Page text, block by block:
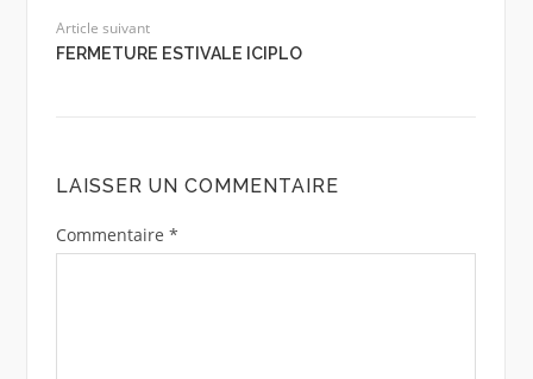
Article suivant
FERMETURE ESTIVALE ICIPLO
LAISSER UN COMMENTAIRE
Commentaire *